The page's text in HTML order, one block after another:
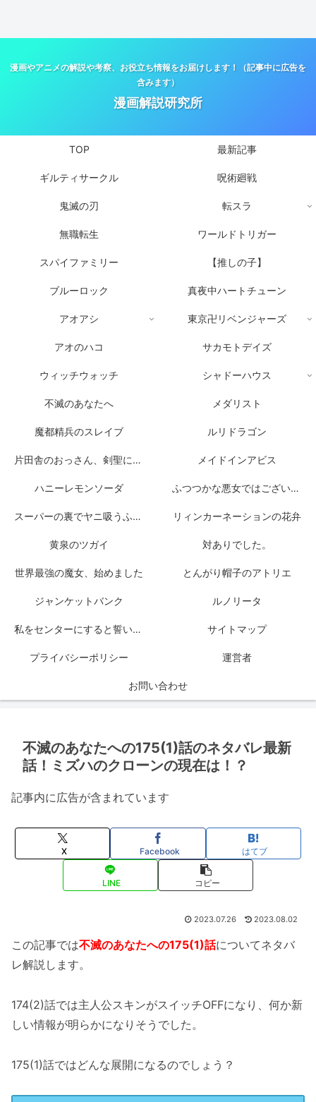
漫画やアニメの解説や考察、お役立ち情報をお届けします！（記事中に広告を
含みます）
漫画解説研究所
TOP 最新記事
ギルティサークル 呪術廻戦
鬼滅の刃 転スラ
無職転生 ワールドトリガー
スパイファミリー 【推しの子】
ブルーロック 真夜中ハートチューン
アオアシ 東京卍リベンジャーズ
アオのハコ サカモトデイズ
ウィッチウォッチ シャドーハウス
不滅のあなたへ メダリスト
魔都精兵のスレイブ ルリドラゴン
片田舎のおっさん、剣聖になる メイドインアビス
ハニーレモンソーダ ふつつかな悪女ではございますが
スーパーの裏でヤニ吸うふたり リィンカーネーションの花弁
黄泉のツガイ 対ありでした。
世界最強の魔女、始めました とんがり帽子のアトリエ
ジャンケットバンク ルノリータ
私をセンターにすると誓いますか？ サイトマップ
プライバシーポリシー 運営者
お問い合わせ
不滅のあなたへの175(1)話のネタバレ最新
話！ミズハのクローンの現在は！？
記事内に広告が含まれています
X Facebook はてブ
LINE コピー
2023.07.26 2023.08.02
この記事では不滅のあなたへの175(1)話についてネタバ
レ解説します。
174(2)話では主人公スキンがスイッチOFFになり、何か新
しい情報が明らかになりそうでした。
175(1)話ではどんな展開になるのでしょう？